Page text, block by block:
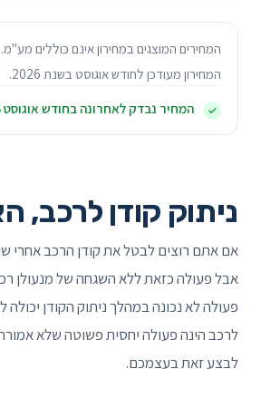
המחירים המוצגים במחירון אינם כוללים מע"מ.
המחירון מעודכן לחודשאוגוסט בשנת 2026
.
✓ המחיר נבדק לאחרונה בחודש אוגוסט
ניתוק קודן לרכב,
אם אתם רוצים לבטל את קודן הרכב אחרי
אבל פעולה כזאת ללא השגחה של מנעולן
פעולה לא נכונה במהלך ניתוק הקודן
לרכב הינה פעולה יחסית פשוטה שלא
לבצע זאת בעצמכם.